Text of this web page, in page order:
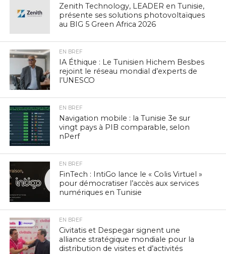
Zenith Technology, LEADER en Tunisie,
présente ses solutions photovoltaïques
au BIG 5 Green Africa 2026
EN BREF
IA Éthique : Le Tunisien Hichem Besbes
rejoint le réseau mondial d’experts de
l’UNESCO
EN BREF
Navigation mobile : la Tunisie 3e sur
vingt pays à PIB comparable, selon
nPerf
EN BREF
FinTech : IntiGo lance le « Colis Virtuel »
pour démocratiser l’accès aux services
numériques en Tunisie
EN BREF
Civitatis et Despegar signent une
alliance stratégique mondiale pour la
distribution de visites et d’activités